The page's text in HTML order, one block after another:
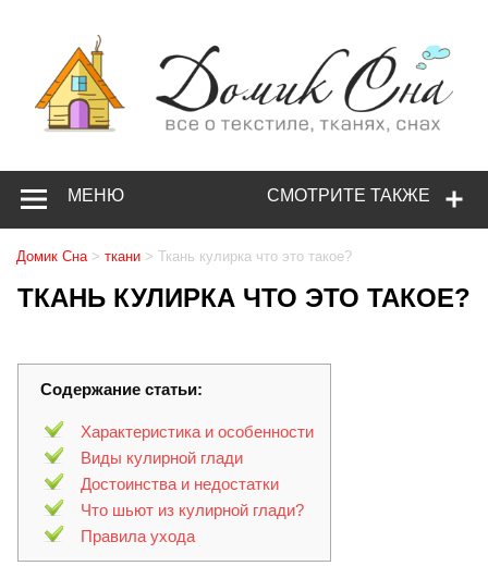
СМОТРИТЕ ТАКЖЕ
МЕНЮ
Домик Сна > ткани > Ткань кулирка что это такое?
ТКАНЬ КУЛИРКА ЧТО ЭТО ТАКОЕ?
Содержание статьи:
Характеристика и особенности
Виды кулирной глади
Достоинства и недостатки
Что шьют из кулирной глади?
Правила ухода